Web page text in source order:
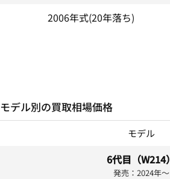
2006年式(20年落ち)
モデル別の買取相場価格
モデル
6代目（W214）
発売：2024年〜